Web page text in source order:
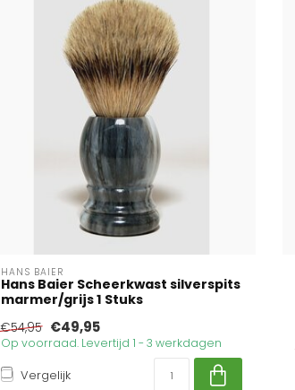
HANS BAIER
Hans Baier Scheerkwast silverspits
marmer/grijs 1 Stuks
€54,95 €49,95
Op voorraad. Levertijd 1 - 3 werkdagen
Vergelijk